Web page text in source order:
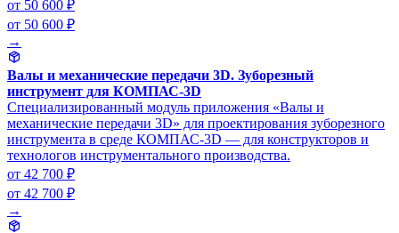
от 50 600 ₽
от 50 600 ₽
→
Валы и механические передачи 3D. Зуборезный
инструмент для КОМПАС-3D
Специализированный модуль приложения «Валы и
механические передачи 3D» для проектирования зуборезного
инструмента в среде КОМПАС-3D — для конструкторов и
технологов инструментального производства.
от 42 700 ₽
от 42 700 ₽
→